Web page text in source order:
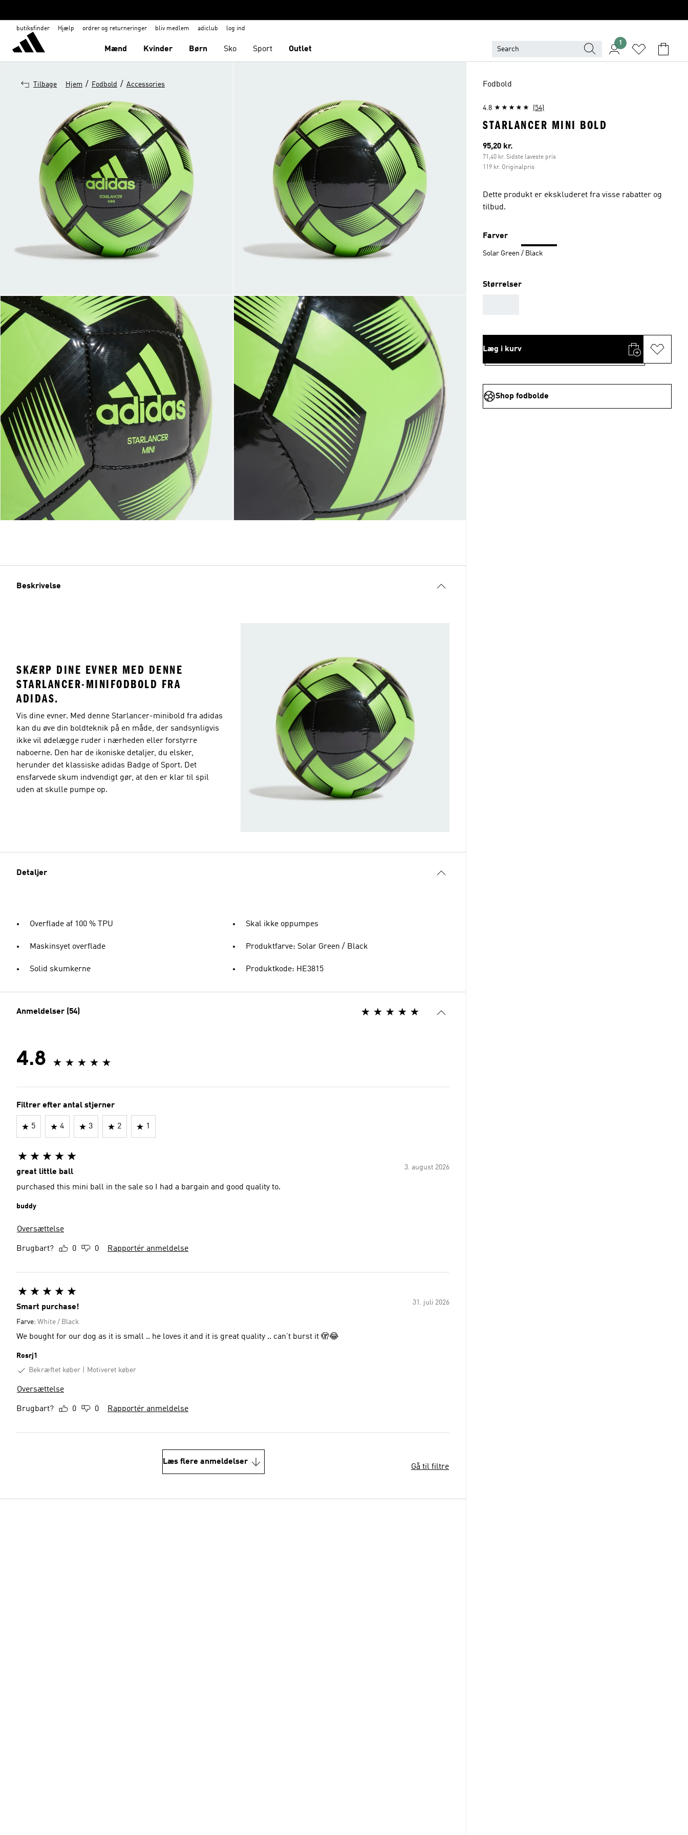
butiksfinder Hjælp ordrer og returneringer bliv medlem adiclub log ind
Mænd Kvinder Børn Sko Sport Outlet
1
Tilbage Hjem / Fodbold / Accessories
Beskrivelse
SKÆRP DINE EVNER MED DENNE
STARLANCER-MINIFODBOLD FRA
ADIDAS.
Vis dine evner. Med denne Starlancer-minibold fra adidas
kan du øve din boldteknik på en måde, der sandsynligvis
ikke vil ødelægge ruder i nærheden eller forstyrre
naboerne. Den har de ikoniske detaljer, du elsker,
herunder det klassiske adidas Badge of Sport. Det
ensfarvede skum indvendigt gør, at den er klar til spil
uden at skulle pumpe op.
Detaljer
Overflade af 100 % TPU
Maskinsyet overflade
Solid skumkerne
Skal ikke oppumpes
Produktfarve: Solar Green / Black
Produktkode: HE3815
Anmeldelser (54)
4.8
Filtrer efter antal stjerner
5 4 3 2 1
3. august 2026
great little ball
purchased this mini ball in the sale so I had a bargain and good quality to.
buddy
Oversættelse
Brugbart? 0 0 Rapportér anmeldelse
31. juli 2026
Smart purchase!
Farve: White / Black
We bought for our dog as it is small .. he loves it and it is great quality .. can’t burst it 🫣😂
Rosrj1
Bekræftet køber
Motiveret køber
Oversættelse
Brugbart? 0 0 Rapportér anmeldelse
Læs flere anmeldelser
Gå til filtre
Fodbold
4.8 (54)
STARLANCER MINI BOLD
Nuværende pris
95,20 kr.
71,40 kr. Sidste laveste pris
119 kr. Originalpris
Dette produkt er ekskluderet fra visse rabatter og
tilbud.
Farver
Solar Green / Black
Størrelser
Læg i kurv
Shop fodbolde